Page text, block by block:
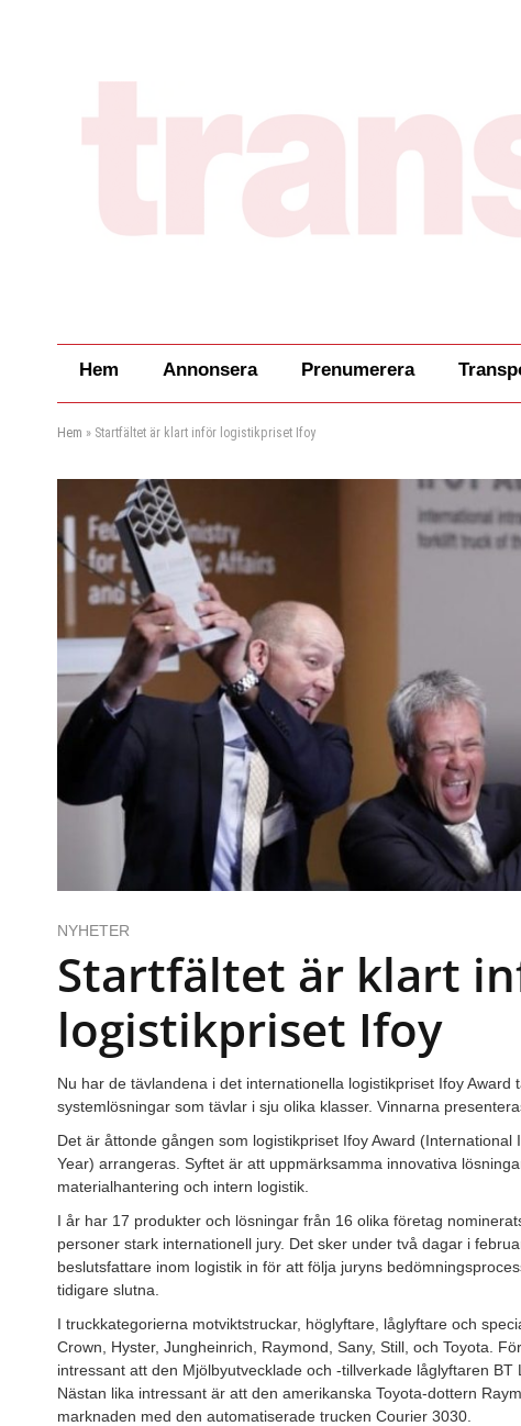
Hem Annonsera Prenumerera
Hem » Startfältet är klart inför logistikpriset Ifoy
NYHETER
Startfältet är klart
logistikpriset Ifoy
Nu har de tävlandena i det internationella logistikpriset Ifoy Award
systemlösningar som tävlar i sju olika klasser. Vinnarna
Det är åttonde gången som logistikpriset Ifoy Award
Year) arrangeras. Syftet är att uppmärksamma innovativa
materialhantering och intern logistik.
I år har 17 produkter och lösningar från 16 olika företag
personer stark internationell jury. Det sker under två dagar i
beslutsfattare inom logistik in för att följa juryns
tidigare slutna.
I truckkategorierna motviktstruckar, höglyftare, låglyftare och
Crown, Hyster, Jungheinrich, Raymond, Sany, Still, och Toyota.
intressant att den Mjölbyutvecklade och -tillverkade låglyftaren BT
Nästan lika intressant är att den amerikanska Toyota-dottern
marknaden med den automatiserade trucken Courier 3030.